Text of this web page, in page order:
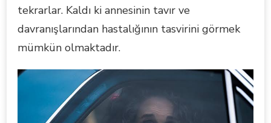
tekrarlar. Kaldı ki annesinin tavır ve
davranışlarından hastalığının tasvirini görmek
mümkün olmaktadır.